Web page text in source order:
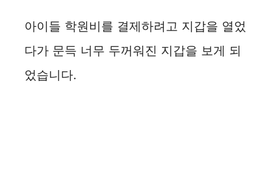
아이들 학원비를 결제하려고 지갑을 열었
다가 문득 너무 두꺼워진 지갑을 보게 되
었습니다.